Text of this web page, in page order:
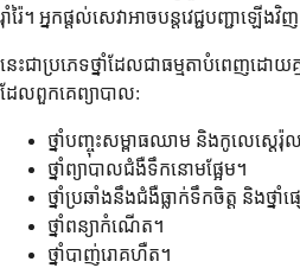
រ៉ាំរ៉ៃ។ អ្នកផ្តល់សេវាអាចបន្តវេជ្ជបញ្ជាឡើ
នេះជាប្រភេទថ្នាំដែលជាធម្មតាបំពេញដោយគ្
ដែលពួកគេព្យាបាល:
ថ្នាំបញ្ចុះសម្ពាធឈាម និងកូលេស្តេរ៉ុ
ថ្នាំព្យាបាលជំងឺទឹកនោមផ្អែម។
ថ្នាំប្រឆាំងនឹងជំងឺធ្លាក់ទឹកចិត្ត និងថ្ន
ថ្នាំពន្យាកំណើត។
ថ្នាំបាញ់រោគហឺត។